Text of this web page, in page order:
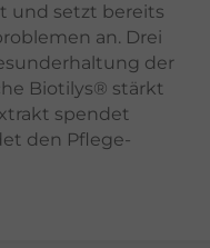
und setzt bereits
an. Drei
der
Biotilys® stärkt
spendet
den Pflege-